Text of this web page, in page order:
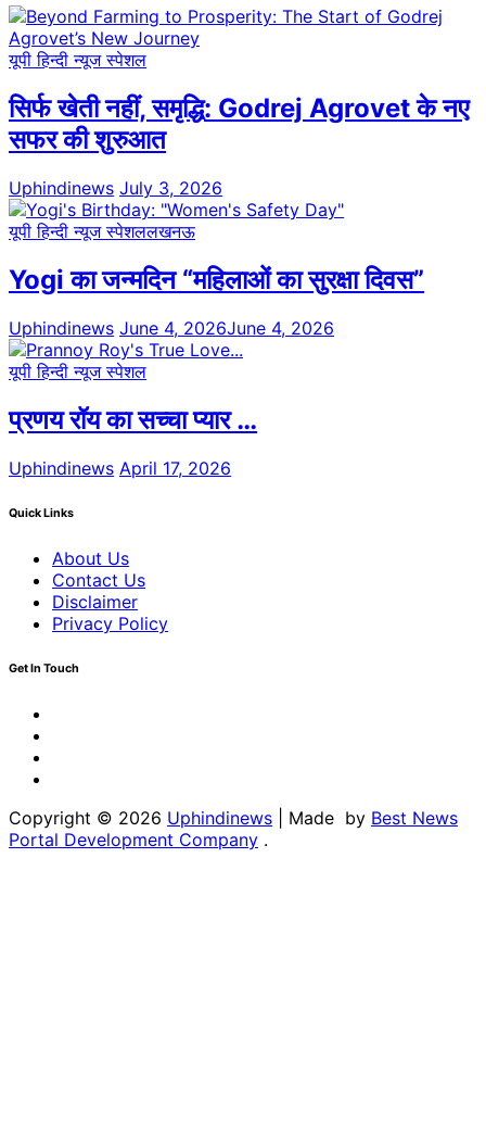
यूपी हिन्दी न्यूज स्पेशल
सिर्फ खेती नहीं, समृद्धि: Godrej Agrovet के नए
सफर की शुरुआत
Uphindinews July 3, 2026
यूपी हिन्दी न्यूज स्पेशललखनऊ
Yogi का जन्मदिन “महिलाओं का सुरक्षा दिवस”
Uphindinews June 4, 2026June 4, 2026
यूपी हिन्दी न्यूज स्पेशल
प्रणय रॉय का सच्चा प्यार …
Uphindinews April 17, 2026
Quick Links
About Us
Contact Us
Disclaimer
Privacy Policy
Get In Touch
Copyright © 2026 Uphindinews | Made by Best News
Portal Development Company .